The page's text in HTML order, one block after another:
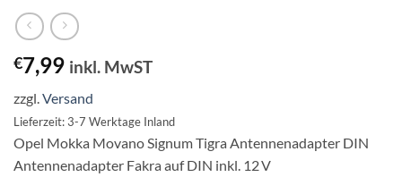
€7,99 inkl. MwST
zzgl.Versand
Lieferzeit: 3-7 Werktage Inland
Opel Mokka Movano Signum Tigra Antennenadapter DIN
Antennenadapter Fakra auf DIN inkl. 12 V